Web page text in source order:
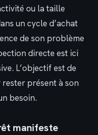
ou la taille
un cycle d’achat
de son problème
directe est ici
L’objectif est de
présent à son
besoin.
manifeste